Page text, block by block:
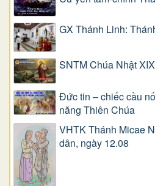
GX Thánh Linh:
SNTM Chúa Nhật
Đức tin – chiếc cầu
năng Thiên Chúa
VHTK Thánh Micae
dân, ngày 12.08